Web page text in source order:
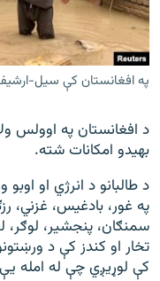
اړیکه
دري پاڼه
Azadi English
راسره ملګري شئ
د ازادې اروپا/ ازادي
په افغانستان کې سیل-
د افغانستان په اوولس
بهیدو امکانات شته.
د طالبانو د انرژي او
په غور، بادغیس، غزني،
سمنګان، پنجشیر، لوګر،
تخار او کندز کې د
کې لوړیږي چې له امله